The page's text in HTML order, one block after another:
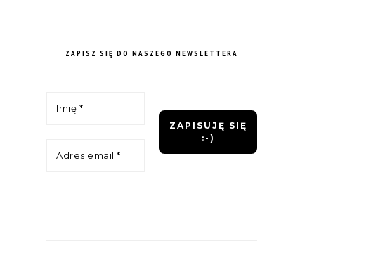
ZAPISZ SIĘ DO NASZEGO NEWSLETTERA